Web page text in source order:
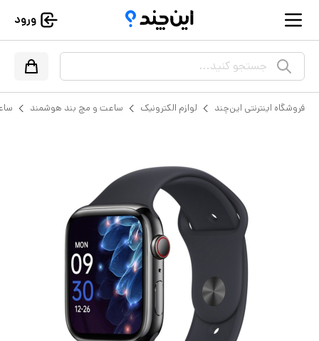
ورود
جستجو کنید...
فروشگاه اینترنتی این‌چند لوازم الکترونیک ساعت و مچ بند هوشمند